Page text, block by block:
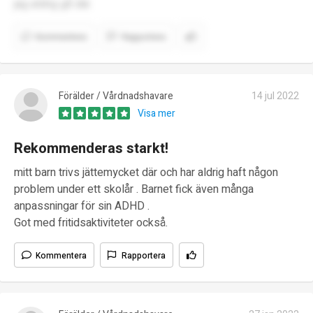
Förälder / Vårdnadshavare
14 jul 2022
Visa mer
Rekommenderas starkt!
mitt barn trivs jättemycket där och har aldrig haft någon
problem under ett skolår . Barnet fick även många
anpassningar för sin ADHD .
Got med fritidsaktiviteter också.
Kommentera Rapportera